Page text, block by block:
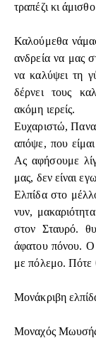
τραπέζι κι
Καλούμεθα
ανδρεία να μας
να καλύψει τη
δέρνει τους
ακόμη ιερείς.
Ευχαριστώ,
απόψε, που
Ας αφήσουμε
μας, δεν είναι
Ελπίδα στο
νυν,
στον Σταυρό.
άφατου πόνου. Ο
με πόλεμο. Πότε
Μονάκριβη
Μοναχός Μωυσής